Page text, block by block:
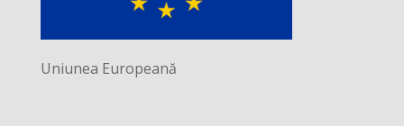
Uniunea Europeană